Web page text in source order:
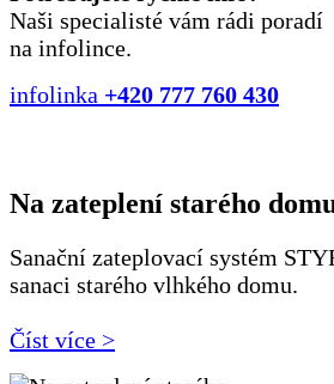
Naši specialisté vám rádi poradí
na infolince.
infolinka +420 777 760 430
Na zateplení starého
Sanační zateplovací systém
sanaci starého vlhkého domu.
Číst více >